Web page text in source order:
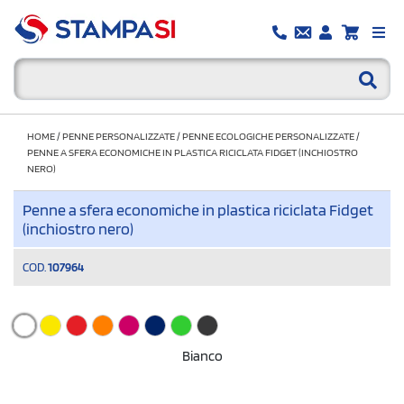
HOME/PENNE PERSONALIZZATE/PENNE ECOLOGICHE PERSONALIZZATE/
PENNE A SFERA ECONOMICHE IN PLASTICA RICICLATA FIDGET (INCHIOSTRO
NERO)
Penne a sfera economiche in plastica riciclata Fidget
(inchiostro nero)
COD. 107964
Bianco